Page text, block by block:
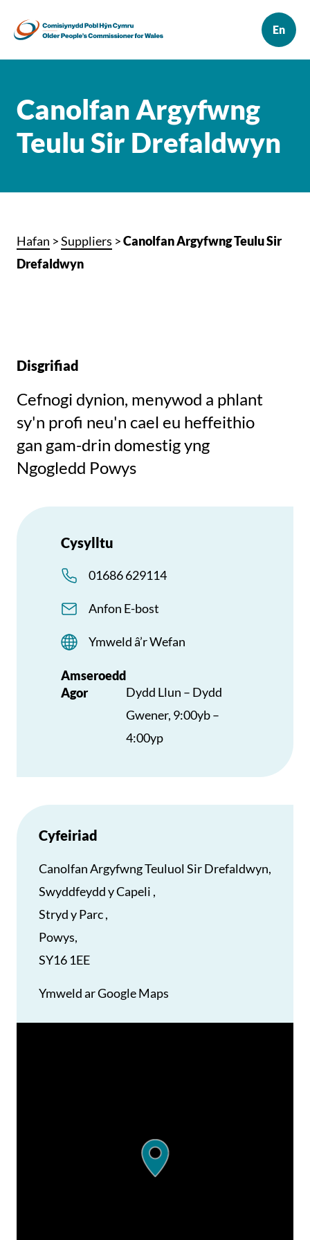
Canolfan Argyfwng
Teulu Sir Drefaldwyn
Hafan >Suppliers >Canolfan Argyfwng Teulu Sir
Drefaldwyn
Disgrifiad
Cefnogi dynion, menywod a phlant
sy'n profi neu'n cael eu heffeithio
gan gam-drin domestig yng
Ngogledd Powys
Cysylltu
01686 629114
Anfon E-bost
Ymweld â’r Wefan
Amseroedd
Agor
Dydd Llun – Dydd
Gwener, 9:00yb –
4:00yp
Cyfeiriad
Canolfan Argyfwng Teuluol Sir Drefaldwyn,
Swyddfeydd y Capeli ,
Stryd y Parc ,
Powys,
SY16 1EE
Ymweld ar Google Maps